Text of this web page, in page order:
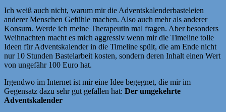
Ich weiß auch nicht, warum mir die Adventskalenderbasteleien
anderer Menschen Gefühle machen. Also auch mehr als anderer
Konsum. Werde ich meine Therapeutin mal fragen. Aber besonders
Weihnachten macht es mich aggressiv wenn mir die Timeline tolle
Ideen für Adventskalender in die Timeline spült, die am Ende nicht
nur 10 Stunden Bastelarbeit kosten, sondern deren Inhalt einen Wert
von ungefähr 100 Euro hat.
Irgendwo im Internet ist mir eine Idee begegnet, die mir im
Gegensatz dazu sehr gut gefallen hat: Der umgekehrte
Adventskalender